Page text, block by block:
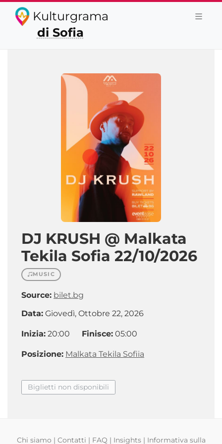
Kulturgrama
di Sofia
DJ KRUSH @ Malkata
Tekila Sofia 22/10/2026
MUSIC
Source: bilet.bg
Data: Giovedì, Ottobre 22, 2026
Inizia: 20:00 Finisce: 05:00
Posizione: Malkata Tekila Sofiia
Biglietti non disponibili
Chi siamo | Contatti | FAQ | Insights| Informativa sulla